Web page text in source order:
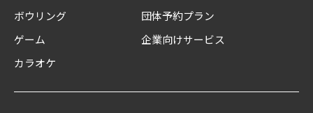
ボウリング
ゲーム
カラオケ
団体予約プラン
企業向けサービス